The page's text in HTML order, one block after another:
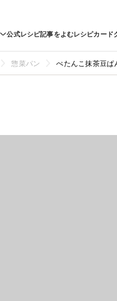
公式レシピ記事をよむレシピカード
惣菜パン ぺたんこ抹茶豆ぱ